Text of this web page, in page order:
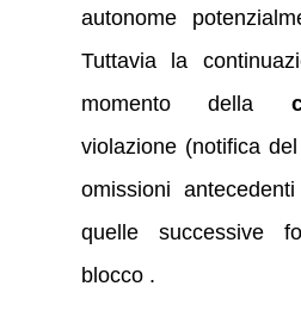
autonome
Tuttavia la
momento della
violazione (notifica
omissioni
quelle successive
blocco .